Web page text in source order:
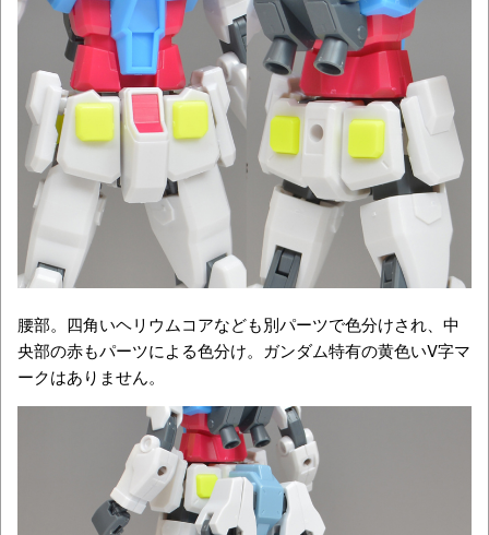
腰部。四角いヘリウムコアなども別パーツで色分けされ、中
央部の赤もパーツによる色分け。ガンダム特有の黄色いV字マ
ークはありません。